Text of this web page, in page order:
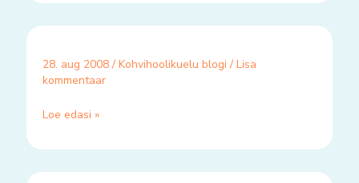
28. aug 2008 / Kohvihoolikuelu blogi / Lisa
kommentaar
Loe edasi »